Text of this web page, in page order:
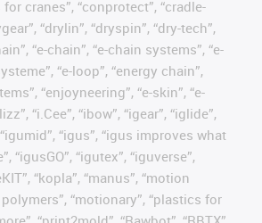
cranes”, “conprotect”, “cradle-
“drylin”, “dryspin”, “dry-tech”,
“e-chain”, “e-chain systems”, “e-
“e-loop”, “energy chain”,
“enjoyneering”, “e-skin”, “e-
“i.Cee”, “ibow”, “igear”, “iglide”,
“igus”, “igus improves what
“igusGO”, “igutex”, “iguverse”,
“kopla”, “manus”, “motion
“motionary”, “plastics for